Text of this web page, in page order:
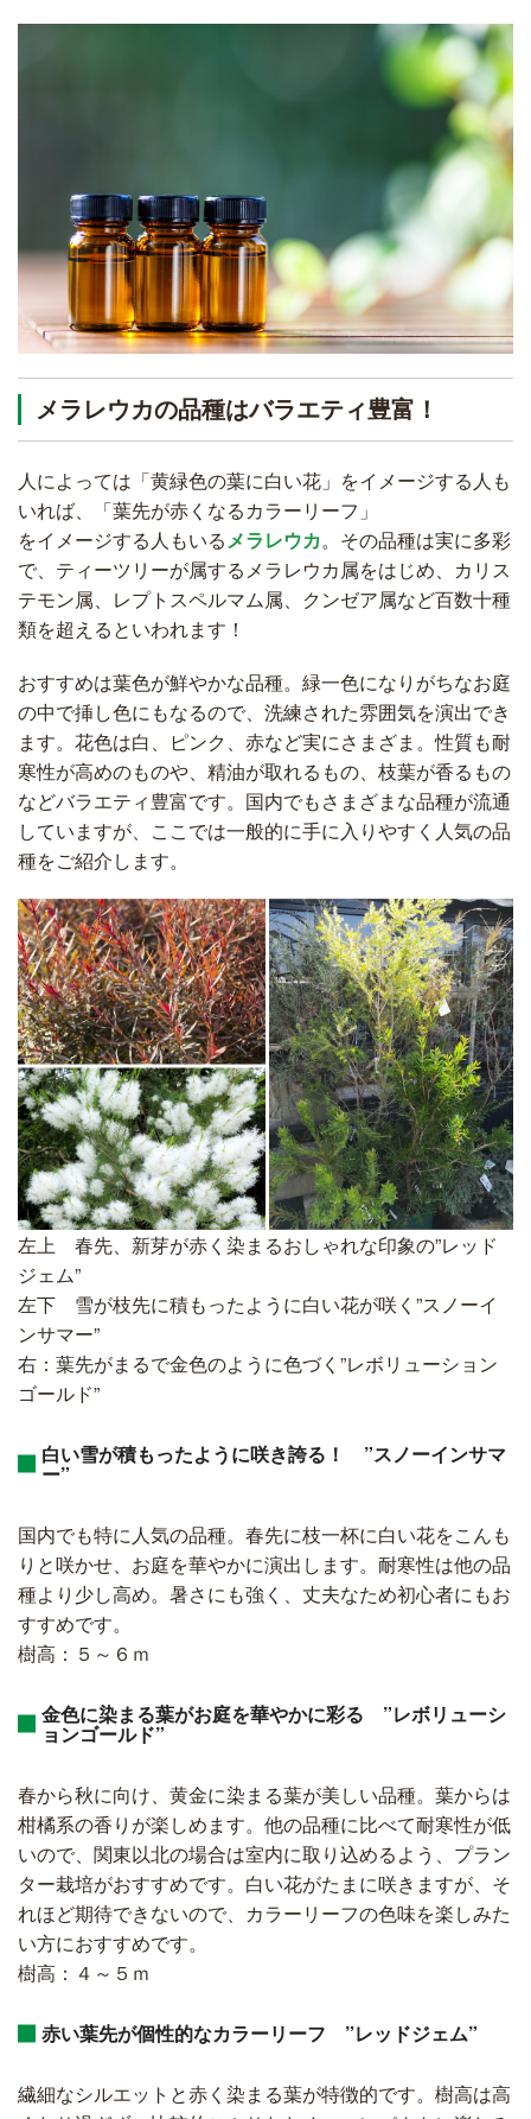
メラレウカの品種はバラエティ豊富！
人によっては「黄緑色の葉に白い花」をイメージする人も
いれば、「葉先が赤くなるカラーリーフ」
をイメージする人もいるメラレウカ。その品種は実に多彩
で、ティーツリーが属するメラレウカ属をはじめ、カリス
テモン属、レプトスペルマム属、クンゼア属など百数十種
類を超えるといわれます！
おすすめは葉色が鮮やかな品種。緑一色になりがちなお庭
の中で挿し色にもなるので、洗練された雰囲気を演出でき
ます。花色は白、ピンク、赤など実にさまざま。性質も耐
寒性が高めのものや、精油が取れるもの、枝葉が香るもの
などバラエティ豊富です。国内でもさまざまな品種が流通
していますが、ここでは一般的に手に入りやすく人気の品
種をご紹介します。
左上 春先、新芽が赤く染まるおしゃれな印象の”レッド
ジェム”
左下 雪が枝先に積もったように白い花が咲く”スノーイ
ンサマー”
右：葉先がまるで金色のように色づく”レボリューション
ゴールド”
白い雪が積もったように咲き誇る！ ”スノーインサマ
ー”
国内でも特に人気の品種。春先に枝一杯に白い花をこんも
りと咲かせ、お庭を華やかに演出します。耐寒性は他の品
種より少し高め。暑さにも強く、丈夫なため初心者にもお
すすめです。
樹高：５～６ｍ
金色に染まる葉がお庭を華やかに彩る ”レボリューシ
ョンゴールド”
春から秋に向け、黄金に染まる葉が美しい品種。葉からは
柑橘系の香りが楽しめます。他の品種に比べて耐寒性が低
いので、関東以北の場合は室内に取り込めるよう、プラン
ター栽培がおすすめです。白い花がたまに咲きますが、そ
れほど期待できないので、カラーリーフの色味を楽しみた
い方におすすめです。
樹高：４～５ｍ
赤い葉先が個性的なカラーリーフ ”レッドジェム”
繊細なシルエットと赤く染まる葉が特徴的です。樹高は高